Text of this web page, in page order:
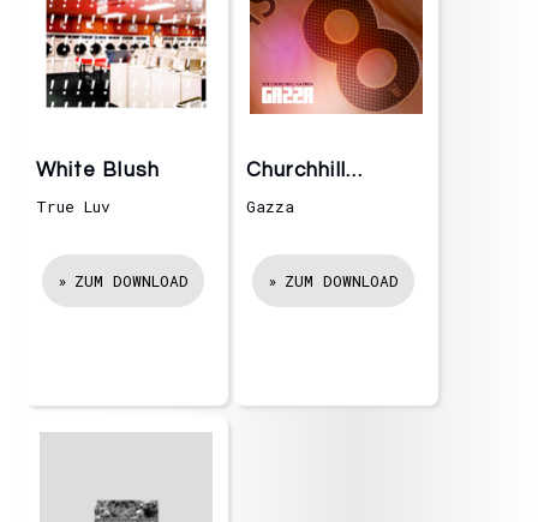
White Blush
True Luv
ZUM DOWNLOAD
Churchhill
Gazza
ZUM DOWNLOAD